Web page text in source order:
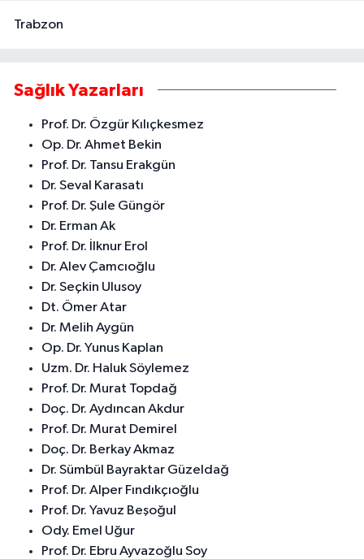
Trabzon
Sağlık Yazarları
Prof. Dr. Özgür Kılıçkesmez
Op. Dr. Ahmet Bekin
Prof. Dr. Tansu Erakgün
Dr. Seval Karasatı
Prof. Dr. Şule Güngör
Dr. Erman Ak
Prof. Dr. İlknur Erol
Dr. Alev Çamcıoğlu
Dr. Seçkin Ulusoy
Dt. Ömer Atar
Dr. Melih Aygün
Op. Dr. Yunus Kaplan
Uzm. Dr. Haluk Söylemez
Prof. Dr. Murat Topdağ
Doç. Dr. Aydıncan Akdur
Prof. Dr. Murat Demirel
Doç. Dr. Berkay Akmaz
Dr. Sümbül Bayraktar Güzeldağ
Prof. Dr. Alper Fındıkçıoğlu
Prof. Dr. Yavuz Beşoğul
Ody. Emel Uğur
Prof. Dr. Ebru Ayvazoğlu Soy